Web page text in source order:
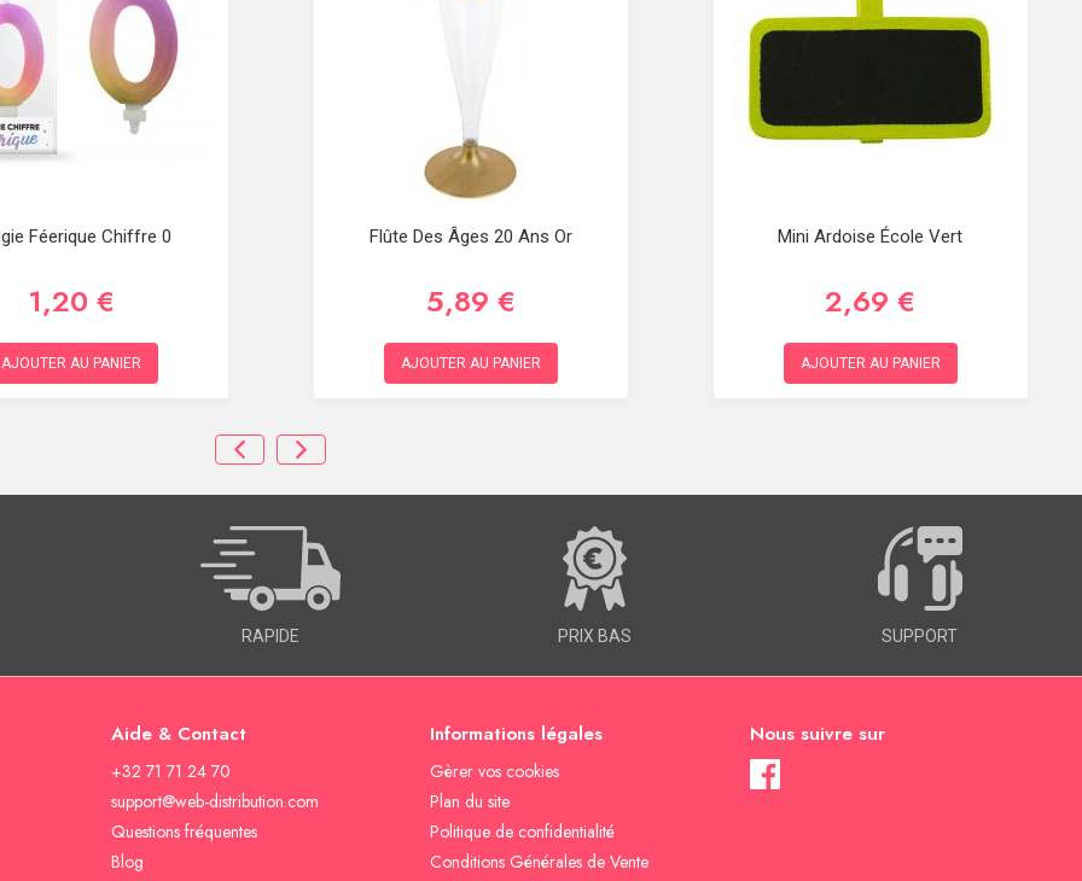
Féerique Chiffre 0
1,20 €
AJOUTER AU PANIER
Flûte Des Âges 20 Ans Or
5,89 €
AJOUTER AU PANIER
Mini Ardoise École Vert
2,69 €
AJOUTER AU PANIER
RAPIDE PRIX BAS SUPPORT
Aide & Contact
+32 71 71 24 70
support@web-distribution.com
Questions fréquentes
Blog
Informations légales
Gèrer vos cookies
Plan du site
Politique de confidentialité
Conditions Générales de Vente
Nous suivre sur